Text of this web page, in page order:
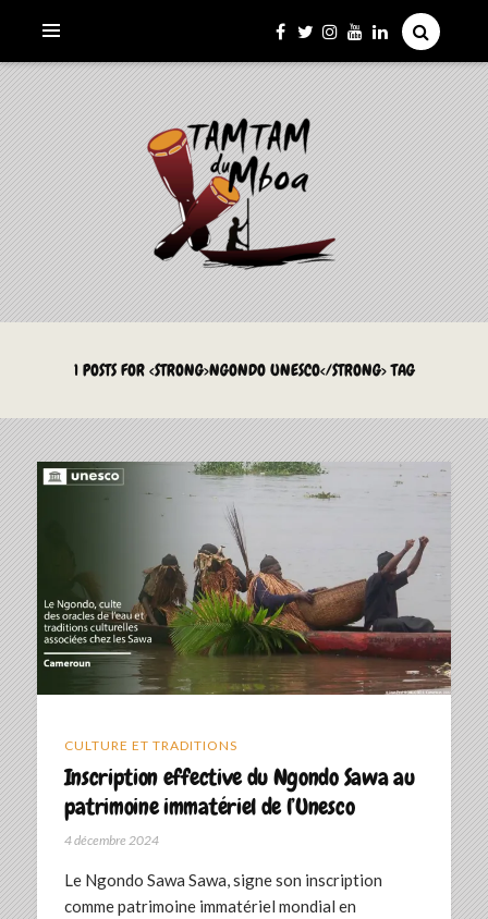
LE TAMTAM DU MBOA
La Culture du Mboa Dévoilée !
1 POSTS FOR <STRONG>NGONDO UNESCO</STRONG> TAG
CULTURE ET TRADITIONS
Inscription effective du Ngondo Sawa au
patrimoine immatériel de l’Unesco
4 décembre 2024
Le Ngondo Sawa Sawa, signe son inscription
comme patrimoine immatériel mondial en